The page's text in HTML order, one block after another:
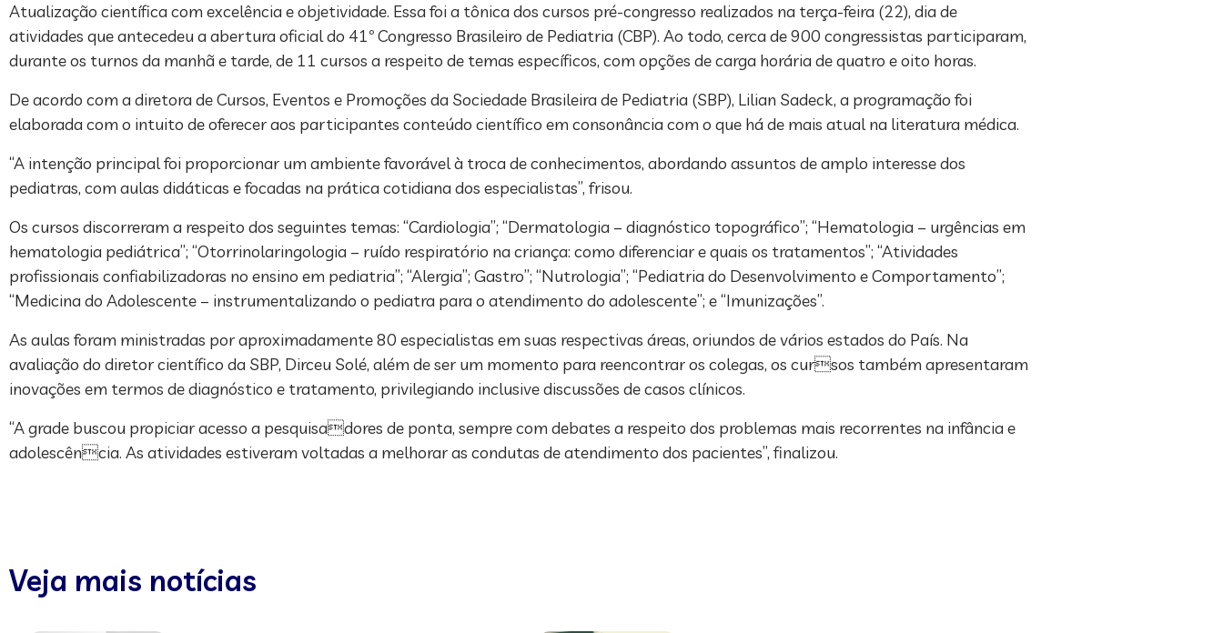
Atualização científica com excelência e objetividade. Essa foi a tônica dos cursos pré-congresso realizados na terça-feira (22), dia de
atividades que antecedeu a abertura oficial do 41º Congresso Brasileiro de Pediatria (CBP). Ao todo, cerca de 900 congressistas participaram,
durante os turnos da manhã e tarde, de 11 cursos a respeito de temas específicos, com opções de carga horária de quatro e oito horas.
De acordo com a diretora de Cursos, Eventos e Promoções da Sociedade Brasileira de Pediatria (SBP), Lilian Sadeck, a programação foi
elaborada com o intuito de oferecer aos participantes conteúdo científico em consonância com o que há de mais atual na literatura médica.
“A intenção principal foi proporcionar um ambiente favorável à troca de conhecimentos, abordando assuntos de amplo interesse dos
pediatras, com aulas didáticas e focadas na prática cotidiana dos especialistas”, frisou.
Os cursos discorreram a respeito dos seguintes temas: “Cardiologia”; “Dermatologia – diagnóstico topográfico”; “Hematologia – urgências em
hematologia pediátrica”; “Otorrinolaringologia – ruído respiratório na criança: como diferenciar e quais os tratamentos”; “Atividades
profissionais confiabilizadoras no ensino em pediatria”; “Alergia”; Gastro”; “Nutrologia”; “Pediatria do Desenvolvimento e Comportamento”;
“Medicina do Adolescente – instrumentalizando o pediatra para o atendimento do adolescente”; e “Imunizações”.
As aulas foram ministradas por aproximadamente 80 especialistas em suas respectivas áreas, oriundos de vários estados do País. Na
avaliação do diretor científico da SBP, Dirceu Solé, além de ser um momento para reencontrar os colegas, os cursos também apresentaram
inovações em termos de diagnóstico e tratamento, privilegiando inclusive discussões de casos clínicos.
“A grade buscou propiciar acesso a pesquisadores de ponta, sempre com debates a respeito dos problemas mais recorrentes na infância e
adolescência. As atividades estiveram voltadas a melhorar as condutas de atendimento dos pacientes”, finalizou.
Veja mais notícias